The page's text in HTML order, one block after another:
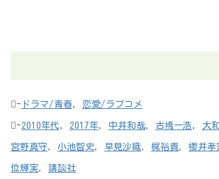
- ドラマ/青春, 恋愛/ラブコメ
-2010年代, 2017年, 中井和哉, 古橋一浩, 大
宮野真守, 小池智史, 早見沙織, 梶裕貴, 櫻井孝
位輝実, 講談社